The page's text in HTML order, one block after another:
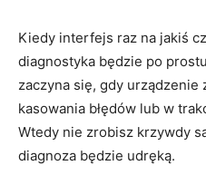
Kiedy interfejs raz na jakiś
diagnostyka będzie po
zaczyna się, gdy
kasowania błędów lub w
Wtedy nie zrobisz krzywdy
diagnoza będzie udręką.